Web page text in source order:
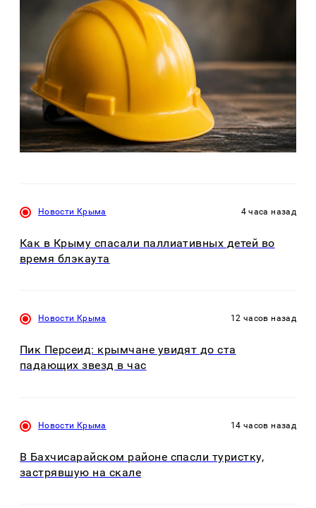
Новости Крыма 4 часа назад
Как в Крыму спасали паллиативных детей во
время блэкаута
Новости Крыма 12 часов назад
Пик Персеид: крымчане увидят до ста
падающих звезд в час
Новости Крыма 14 часов назад
В Бахчисарайском районе спасли туристку,
застрявшую на скале